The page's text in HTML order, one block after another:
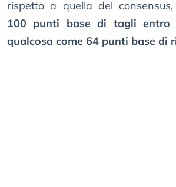
rispetto a quella del
100 punti base di tagli entro
qualcosa come 64 punti base di